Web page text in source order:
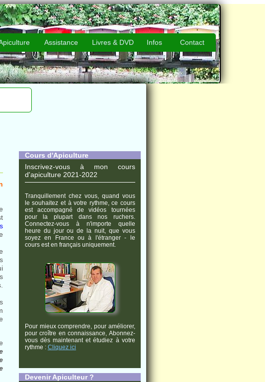
Assistance Livres & DVD Infos Contact
Cours d'Apiculture
Inscrivez-vous à mon cours
d'apiculture 2021-2022
Tranquillement chez vous, quand vous
le souhaitez et à votre rythme, ce cours
est accompagné de vidéos tournées
pour la plupart dans nos ruchers.
Connectez-vous à n'importe quelle
heure du jour ou de la nuit, que vous
soyez en France ou à l'étranger - le
cours est en français uniquement.
Pour mieux comprendre, pour améliorer,
pour croître en connaissance, Abonnez-
vous dès maintenant et étudiez à votre
rythme : Cliquez ici
Devenir Apiculteur ?